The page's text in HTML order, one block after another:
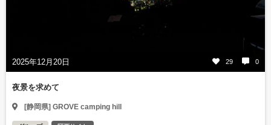
2025年12月20日 29 0
夜景を求めて
[静岡県] GROVE camping hill